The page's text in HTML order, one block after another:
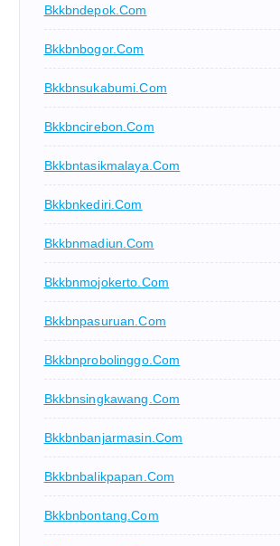
Bkkbndepok.com
Bkkbnbogor.com
Bkkbnsukabumi.com
Bkkbncirebon.com
Bkkbntasikmalaya.com
Bkkbnkediri.com
Bkkbnmadiun.com
Bkkbnmojokerto.com
Bkkbnpasuruan.com
Bkkbnprobolinggo.com
Bkkbnsingkawang.com
Bkkbnbanjarmasin.com
Bkkbnbalikpapan.com
Bkkbnbontang.com